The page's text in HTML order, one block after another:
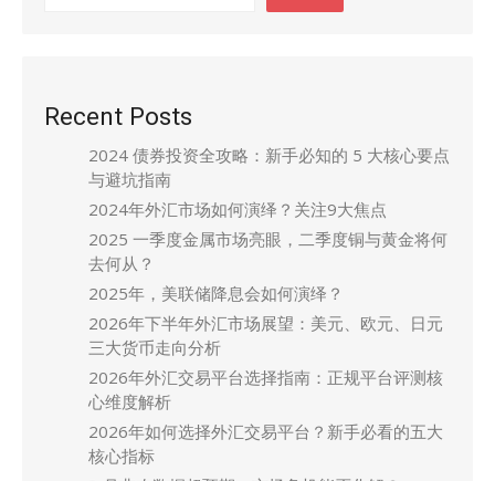
Recent Posts
2024 债券投资全攻略：新手必知的 5 大核心要点
与避坑指南
2024年外汇市场如何演绎？关注9大焦点
2025 一季度金属市场亮眼，二季度铜与黄金将何
去何从？
2025年，美联储降息会如何演绎？
2026年下半年外汇市场展望：美元、欧元、日元
三大货币走向分析
2026年外汇交易平台选择指南：正规平台评测核
心维度解析
2026年如何选择外汇交易平台？新手必看的五大
核心指标